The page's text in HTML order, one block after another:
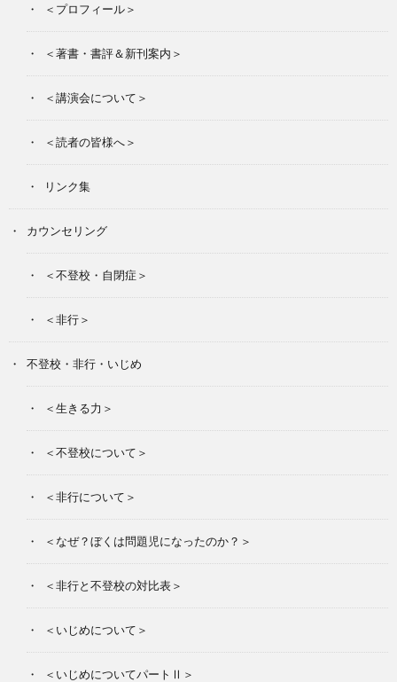
＜プロフィール＞
＜著書・書評＆新刊案内＞
＜講演会について＞
＜読者の皆様へ＞
リンク集
カウンセリング
＜不登校・自閉症＞
＜非行＞
不登校・非行・いじめ
＜生きる力＞
＜不登校について＞
＜非行について＞
＜なぜ？ぼくは問題児になったのか？＞
＜非行と不登校の対比表＞
＜いじめについて＞
＜いじめについてパートⅡ＞